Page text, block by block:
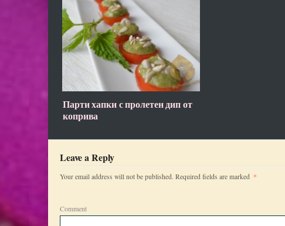
Парти хапки с пролетен дип от
коприва
Leave a Reply
Your email address will not be published. Required fields are marked *
Comment